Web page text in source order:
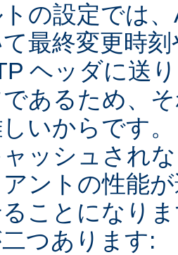
の設定では
最終変更時
ヘッダに送
あるため、
いからです
ッシュされ
ントの性能
ことになり
つあります: